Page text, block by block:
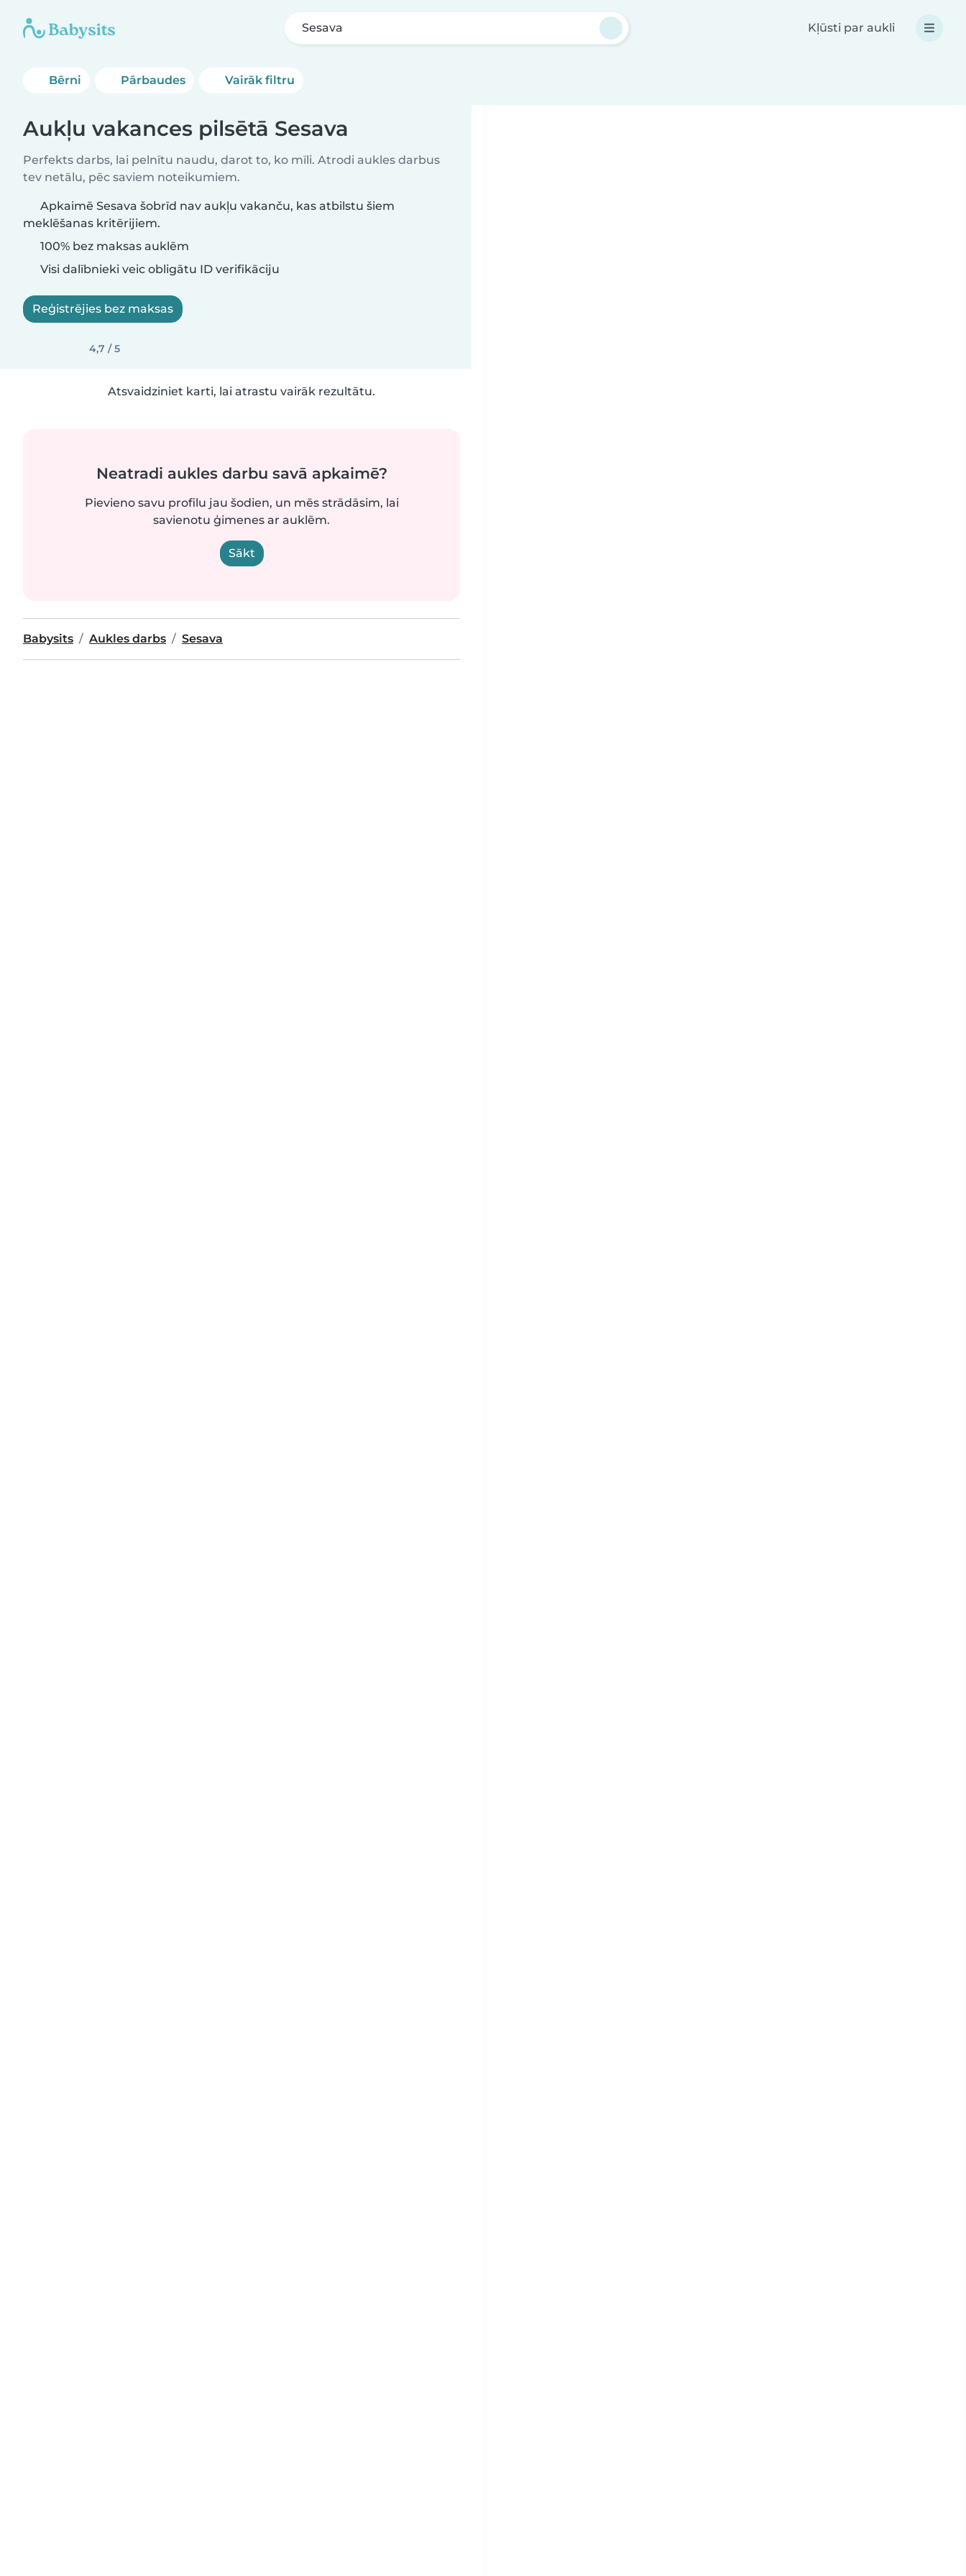
Sesava Kļūsti par aukli
Bērni Pārbaudes Vairāk filtru
Aukļu vakances pilsētā Sesava
Perfekts darbs, lai pelnītu naudu, darot to, ko mīli. Atrodi aukles darbus
tev netālu, pēc saviem noteikumiem.
Apkaimē Sesava šobrīd nav aukļu vakanču, kas atbilstu šiem
meklēšanas kritērijiem.
100% bez maksas auklēm
Visi dalībnieki veic obligātu ID verifikāciju
Reģistrējies bez maksas
4,7 / 5
Atsvaidziniet karti, lai atrastu vairāk rezultātu.
Neatradi aukles darbu savā apkaimē?
Pievieno savu profilu jau šodien, un mēs strādāsim, lai
savienotu ģimenes ar auklēm.
Sākt
Babysits Aukles darbs Sesava